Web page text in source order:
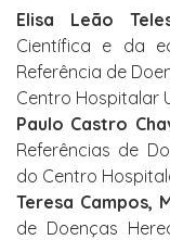
Elisa Leão
Científica e da
Referência de
Centro Hospitalar
Paulo Castro
Referências de
do Centro
Teresa Campos,
de Doenças